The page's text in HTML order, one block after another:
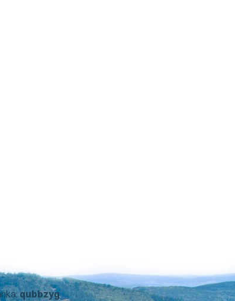
qubbzyg